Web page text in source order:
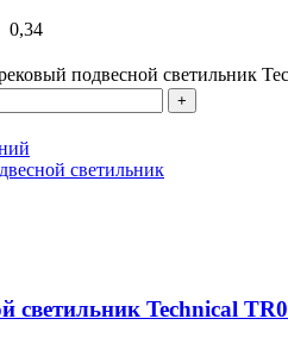
0,34
подвесной светильник
светильник
светильник Technical